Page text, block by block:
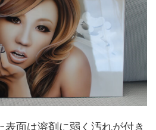
表面は溶剤に弱く汚れが付き